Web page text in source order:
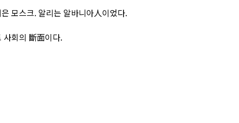
모스크. 알리는 알바니아人이었다.
사회의 斷面이다.